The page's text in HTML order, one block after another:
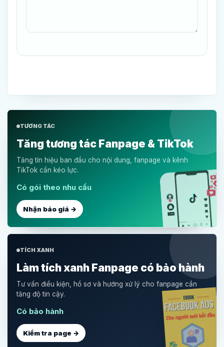
TƯƠNG TÁC
Tăng tương tác Fanpage & TikTok
Tăng tín hiệu ban đầu cho nội dung, fanpage và kênh
TikTok cần kéo lực.
Có gói theo nhu cầu
Nhận báo giá →
TÍCH XANH
Làm tích xanh Fanpage có bảo hành
Tư vấn điều kiện, hồ sơ và hướng xử lý cho fanpage cần
tăng độ tin cậy.
Có bảo hành
Kiểm tra page →